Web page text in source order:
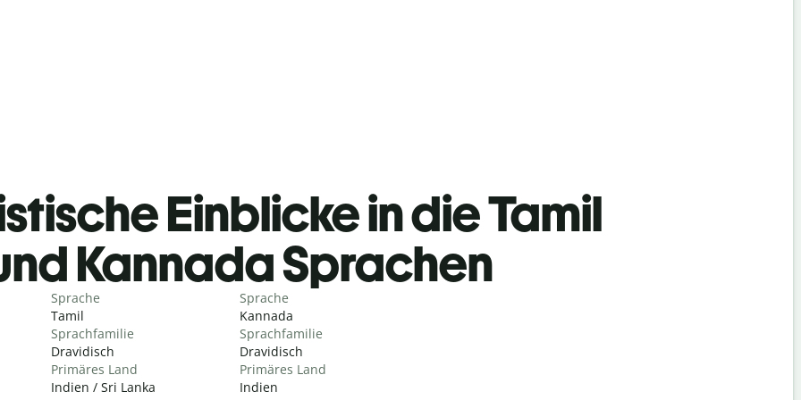
Einblicke in die Tamil
Kannada Sprachen
Sprache
Tamil
Sprachfamilie
Dravidisch
Primäres Land
Indien / Sri Lanka
Sprache
Kannada
Sprachfamilie
Dravidisch
Primäres Land
Indien